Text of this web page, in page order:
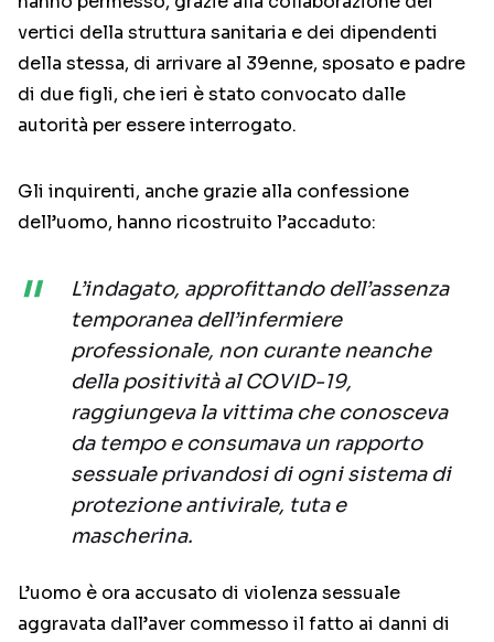
vertici della struttura sanitaria e dei dipendenti
della stessa, di arrivare al 39enne, sposato e padre
di due figli, che ieri è stato convocato dalle
autorità per essere interrogato.
Gli inquirenti, anche grazie alla confessione
dell’uomo, hanno ricostruito l’accaduto:
L’indagato, approfittando dell’assenza
temporanea dell’infermiere
professionale, non curante neanche
della positività al COVID-19,
raggiungeva la vittima che conosceva
da tempo e consumava un rapporto
sessuale privandosi di ogni sistema di
protezione antivirale, tuta e
mascherina.
L’uomo è ora accusato di violenza sessuale
aggravata dall’aver commesso il fatto ai danni di